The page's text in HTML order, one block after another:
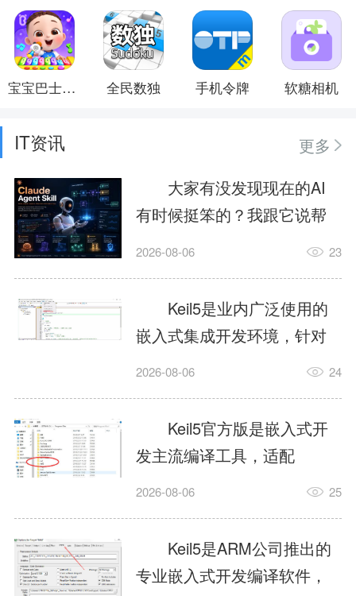
宝宝巴士儿歌 全民数独 手机令牌 软糖相机
IT资讯
更多
大家有没发现现在的AI
有时候挺笨的？我跟它说帮
我订个明天早上的闹钟，它
这样？因为AI，就是个只会
耍嘴皮子的书呆子。它脑子
里有海量知识，但没有真正
激发出来实力。而
AgentSkill，就是给AI大脑装
上的一双机械手，它真的能
解决很多问题。1什么是
AgentSkillSkill指...
2026-08-06 23
Keil5是业内广泛使用的
嵌入式集成开发环境，针对
ARM、51内核单片机提供编
力，代码编译稳定，调试工
具成熟，大量开源项目基于
该平台开发。新项目需要单
独下载对应芯片支持包，新
手配置难度较高，正版商业
授权费用不菲，未授权版本
存在程序容量限制，适合硬
2026-08-06 24
Keil5官方版是嵌入式开
发主流编译工具，适配
STM32、51单片机等多款芯
在线调试、代码仿真，兼容
众多厂商芯片安装包。软件
需要手动添加器件库，初次
2026-08-06 25
Keil5是ARM公司推出的
专业嵌入式开发编译软件，